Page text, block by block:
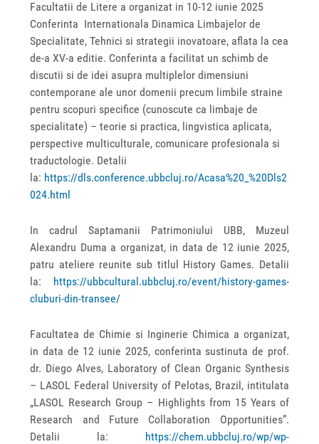
Facultatii de Litere a organizat in 10-12 iunie 2025
Conferinta Internationala Dinamica Limbajelor de
Specialitate, Tehnici si strategii inovatoare, aflata la cea
de-a XV-a editie. Conferinta a facilitat un schimb de
discutii si de idei asupra multiplelor dimensiuni
contemporane ale unor domenii precum limbile straine
pentru scopuri specifice (cunoscute ca limbaje de
specialitate) – teorie si practica, lingvistica aplicata,
perspective multiculturale, comunicare profesionala si
traductologie. Detalii
la: https://dls.conference.ubbcluj.ro/Acasa%20_%20Dls2
024.html
In cadrul Saptamanii Patrimoniului UBB, Muzeul
Alexandru Duma a organizat, in data de 12 iunie 2025,
patru ateliere reunite sub titlul History Games. Detalii
la: https://ubbcultural.ubbcluj.ro/event/history-games-
cluburi-din-transee/
Facultatea de Chimie si Inginerie Chimica a organizat,
in data de 12 iunie 2025, conferinta sustinuta de prof.
dr. Diego Alves, Laboratory of Clean Organic Synthesis
– LASOL Federal University of Pelotas, Brazil, intitulata
„LASOL Research Group – Highlights from 15 Years of
Research and Future Collaboration Opportunities”.
Detalii la: https://chem.ubbcluj.ro/wp/wp-